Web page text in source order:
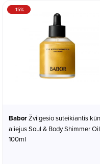
Babor
aliejus Soul & Body Shimmer Oil
100ml
-15%